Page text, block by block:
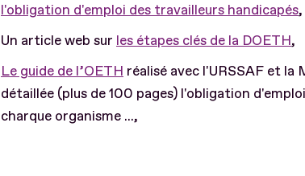
l'obligation d'emploi des travailleurs handicapés,
Un article web sur les étapes clés de la DOETH,
Le guide de l’OETH réalisé avec l'URSSAF et la
détaillée (plus de 100 pages) l'obligation
charque organisme ...,